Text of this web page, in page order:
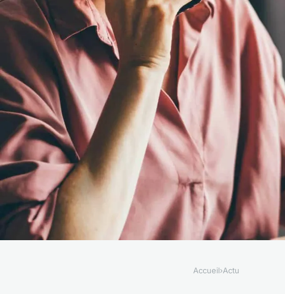
Accueil›Actu